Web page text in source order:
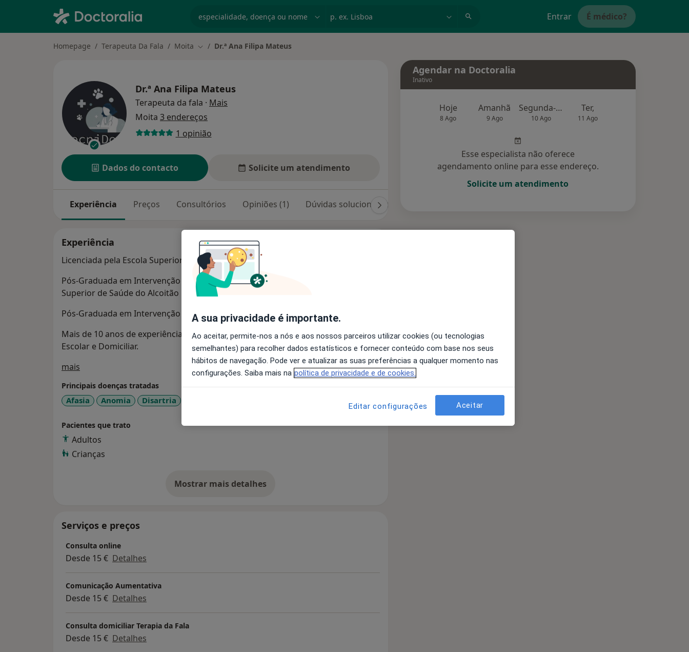
Entrar É médico?
Homepage Terapeuta Da Fala Moita Mudar de cidade
Dr.ª Ana Filipa Mateus
Dr.ª Ana Filipa Mateus
Terapeuta da fala · Mais
Moita 3 endereços
1 opinião
Dados do contacto Solicite um atendimento
Experiência Preços Consultórios Opiniões (1) Dúvidas solucionadas (7)
Experiência
Licenciada pela Escola Superior de Saúde Egas Moniz
Pós-Graduada em Intervenção na Infância em Terapia da Fala pela Escola
Superior de Saúde do Alcoitão
Pós-Graduada em Intervenção Assistida por Animais pelo ISEG
Mais de 10 anos de experiência profissional em contextos Clínico, Hospitalar,
Escolar e Domiciliar.
mais
Principais doenças tratadas
Afasia Anomia Disartria +18 a11y_sr_more_diseases
Pacientes que trato
Adultos
Crianças
Mostrar mais detalhes
sobre a experiência
Serviços e preços
Consulta online
Desde 15 € Detalhes
Comunicação Aumentativa
Desde 15 € Detalhes
Consulta domiciliar Terapia da Fala
Desde 15 € Detalhes
Agendar na Doctoralia
Inativo
Hoje
8 Ago
Amanhã
9 Ago
Segunda-feira
10 Ago
Ter,
11 Ago
Esse especialista não oferece
agendamento online para esse endereço.
Solicite um atendimento
A sua privacidade é importante.
Ao aceitar, permite-nos a nós e aos nossos parceiros utilizar cookies (ou tecnologias
semelhantes) para recolher dados estatísticos e fornecer conteúdo com base nos seus
hábitos de navegação. Pode ver e atualizar as suas preferências a qualquer momento nas
configurações. Saiba mais na política de privacidade e de cookies.
Editar configurações Aceitar